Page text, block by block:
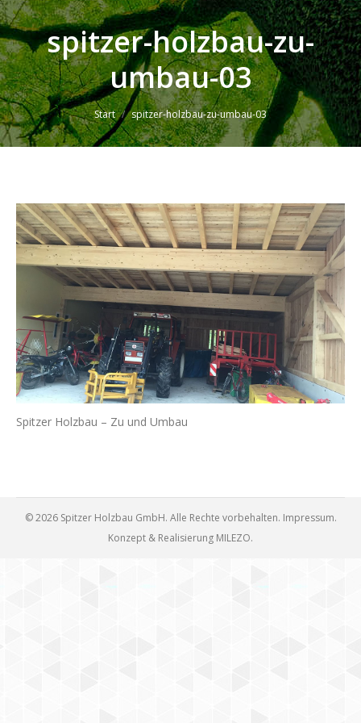
spitzer-holzbau-zu-
umbau-03
Sie befinden sich hier:
Start spitzer-holzbau-zu-umbau-03
Spitzer Holzbau – Zu und Umbau
© 2026 Spitzer Holzbau GmbH. Alle Rechte vorbehalten. Impressum.
Konzept & Realisierung MILEZO.